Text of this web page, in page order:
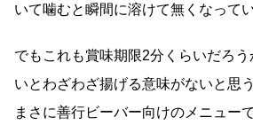
いて噛むと瞬間に溶けて無くなってい
でもこれも賞味期限2分くらいだろ
いとわざわざ揚げる意味がないと思
まさに善行ビーバー向けのメニュー